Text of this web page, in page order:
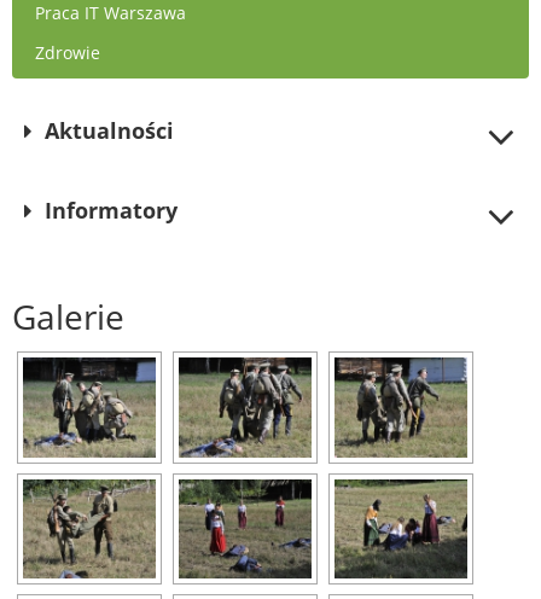
Praca IT Warszawa
Zdrowie
Aktualności
Informatory
Galerie